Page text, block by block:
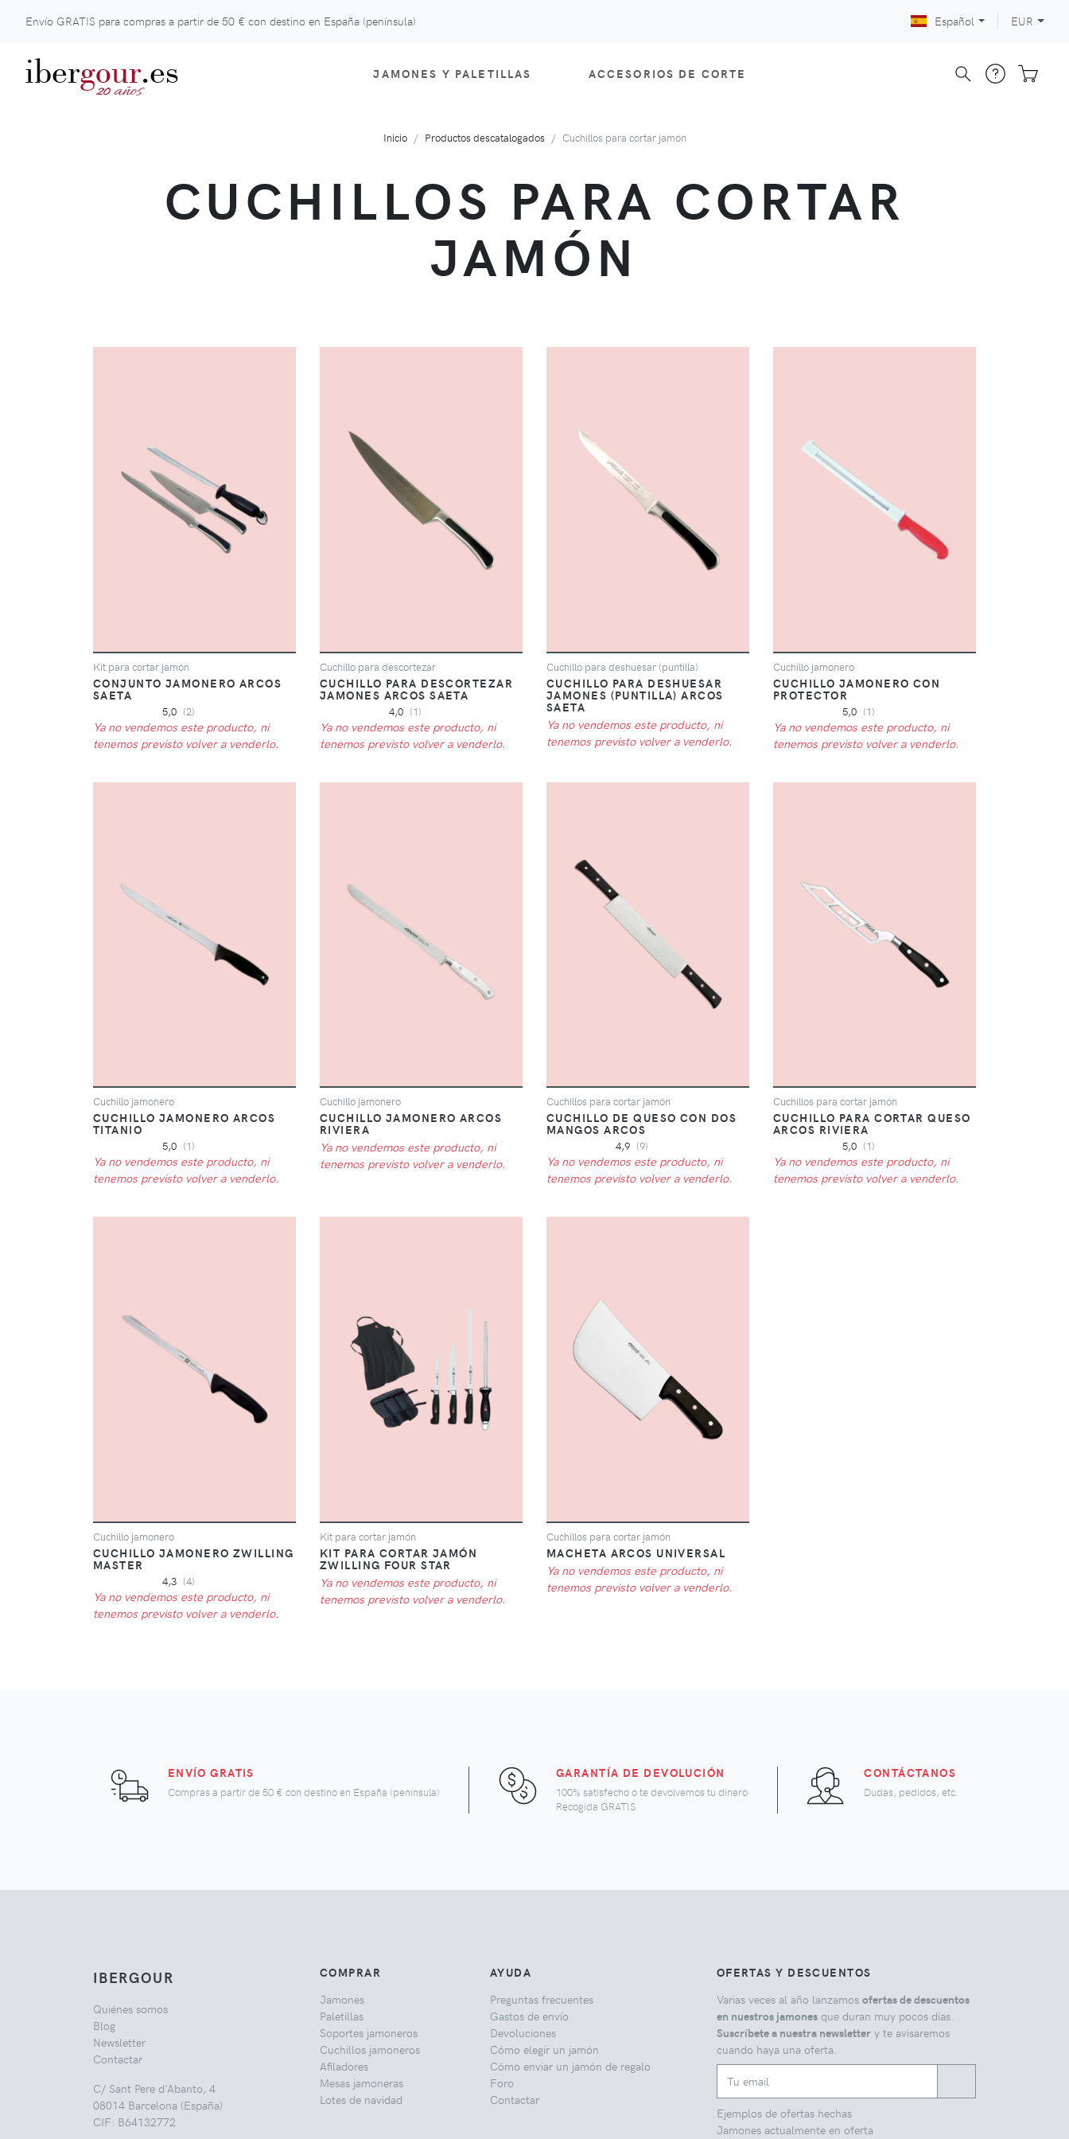
Envío GRATIS para compras a partir de 50 € con destino en España (península) Español EUR
ibergour
20 años.es JAMONES Y PALETILLAS ACCESORIOS DE CORTE
Inicio Productos descatalogados Cuchillos para cortar jamón
CUCHILLOS PARA CORTAR
JAMÓN
Kit para cortar jamón
CONJUNTO JAMONERO ARCOS
SAETA
5,0 (2)
Ya no vendemos este producto, ni
tenemos previsto volver a venderlo.
Cuchillo para descortezar
CUCHILLO PARA DESCORTEZAR
JAMONES ARCOS SAETA
4,0 (1)
Ya no vendemos este producto, ni
tenemos previsto volver a venderlo.
Cuchillo para deshuesar (puntilla)
CUCHILLO PARA DESHUESAR
JAMONES (PUNTILLA) ARCOS
SAETA
Ya no vendemos este producto, ni
tenemos previsto volver a venderlo.
Cuchillo jamonero
CUCHILLO JAMONERO CON
PROTECTOR
5,0 (1)
Ya no vendemos este producto, ni
tenemos previsto volver a venderlo.
Cuchillo jamonero
CUCHILLO JAMONERO ARCOS
TITANIO
5,0 (1)
Ya no vendemos este producto, ni
tenemos previsto volver a venderlo.
Cuchillo jamonero
CUCHILLO JAMONERO ARCOS
RIVIERA
Ya no vendemos este producto, ni
tenemos previsto volver a venderlo.
Cuchillos para cortar jamón
CUCHILLO DE QUESO CON DOS
MANGOS ARCOS
4,9 (9)
Ya no vendemos este producto, ni
tenemos previsto volver a venderlo.
Cuchillos para cortar jamón
CUCHILLO PARA CORTAR QUESO
ARCOS RIVIERA
5,0 (1)
Ya no vendemos este producto, ni
tenemos previsto volver a venderlo.
Cuchillo jamonero
CUCHILLO JAMONERO ZWILLING
MASTER
4,3 (4)
Ya no vendemos este producto, ni
tenemos previsto volver a venderlo.
Kit para cortar jamón
KIT PARA CORTAR JAMÓN
ZWILLING FOUR STAR
Ya no vendemos este producto, ni
tenemos previsto volver a venderlo.
Cuchillos para cortar jamón
MACHETA ARCOS UNIVERSAL
Ya no vendemos este producto, ni
tenemos previsto volver a venderlo.
ENVÍO GRATIS
Compras a partir de 50 € con destino en España (península)
GARANTÍA DE DEVOLUCIÓN
100% satisfecho o te devolvemos tu dinero
Recogida GRATIS
CONTÁCTANOS
Dudas, pedidos, etc.
IBERGOUR
Quiénes somos
Blog
Newsletter
Contactar
C/ Sant Pere d'Abanto, 4
08014 Barcelona (España)
CIF: B64132772
COMPRAR
Jamones
Paletillas
Soportes jamoneros
Cuchillos jamoneros
Afiladores
Mesas jamoneras
Lotes de navidad
AYUDA
Preguntas frecuentes
Gastos de envío
Devoluciones
Cómo elegir un jamón
Cómo enviar un jamón de regalo
Foro
Contactar
OFERTAS Y DESCUENTOS
Varias veces al año lanzamos ofertas de descuentos
en nuestros jamonesque duran muy pocos días.
Suscríbete a nuestra newslettery te avisaremos
cuando haya una oferta.
Ejemplos de ofertas hechas
Jamones actualmente en oferta